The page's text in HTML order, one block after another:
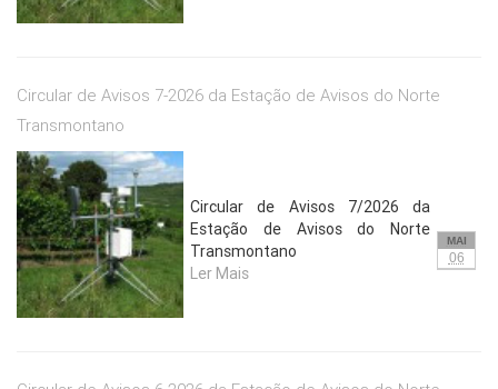
Circular de Avisos 7-2026 da Estação de Avisos do Norte
Transmontano
Circular de Avisos 7/2026 da
Estação de Avisos do Norte
Transmontano
Ler Mais
MAI
06